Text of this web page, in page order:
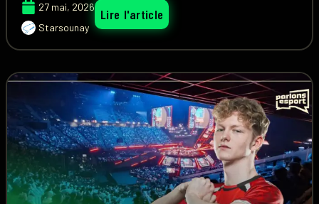
27 mai, 2026
Starsounay
Lire l'article